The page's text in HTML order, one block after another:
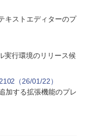
キストエディターのプ
実行環境のリリース候
（26/01/22）
加する拡張機能のプレ